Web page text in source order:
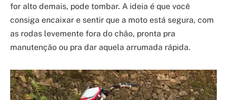
for alto demais, pode tombar. A ideia é que você
consiga encaixar e sentir que a moto está segura, com
as rodas levemente fora do chão, pronta pra
manutenção ou pra dar aquela arrumada rápida.